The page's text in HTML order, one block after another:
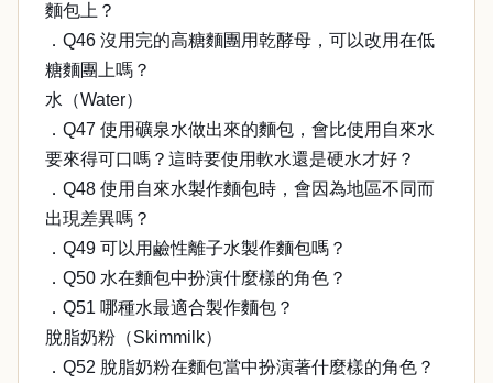
麵包上？
．Q46 沒用完的高糖麵團用乾酵母，可以改用在低
糖麵團上嗎？
水（Water）
．Q47 使用礦泉水做出來的麵包，會比使用自來水
要來得可口嗎？這時要使用軟水還是硬水才好？
．Q48 使用自來水製作麵包時，會因為地區不同而
出現差異嗎？
．Q49 可以用鹼性離子水製作麵包嗎？
．Q50 水在麵包中扮演什麼樣的角色？
．Q51 哪種水最適合製作麵包？
脫脂奶粉（Skimmilk）
．Q52 脫脂奶粉在麵包當中扮演著什麼樣的角色？